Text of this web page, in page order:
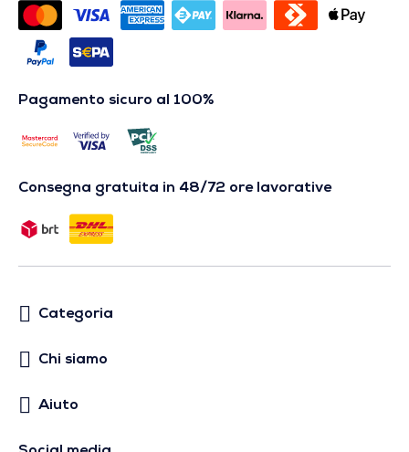
Pagamento sicuro al 100%
Consegna gratuita in 48/72 ore lavorative
Categoria
Chi siamo
Aiuto